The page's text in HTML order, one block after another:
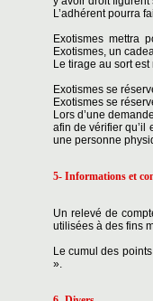
L’adhérent pourra
Exotismes mettra
Exotismes, un
Le tirage au sort
Exotismes se
Exotismes se
Lors d’une
afin de vérifier qu’il
une personne
5- Informations et
Un relevé de
utilisées à des fins
Le cumul des
».